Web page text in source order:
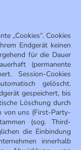
„Cookies“. Cookies
Endgerät keinen
für die Dauer
(permanente
Session-Cookies
gelöscht.
gespeichert, bis
Löschung durch
von uns (First-Party-
(sog. Third-
die Einbindung
innerhalb